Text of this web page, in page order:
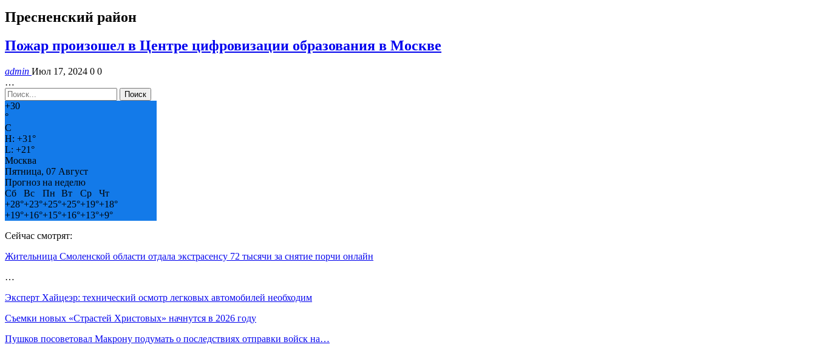
Пресненский район
Пожар произошел в Центре цифровизации образования в Москве
admin Июл 17, 2024 0 0
…
+30
°
C
H: +31°
L: +21°
Москва
Пятница, 07 Август
Прогноз на неделю
Сб
Вс Пн Вт Ср
Чт
+28°+23°+25°+25°+19°+18°
+19°+16°+15°+16°+13°+9°
Сейчас смотрят:
Жительница Смоленской области отдала экстрасенсу 72 тысячи за снятие порчи онлайн
…
Эксперт Хайцеэр: технический осмотр легковых автомобилей необходим
Съемки новых «Страстей Христовых» начнутся в 2026 году
Пушков посоветовал Макрону подумать о последствиях отправки войск на…